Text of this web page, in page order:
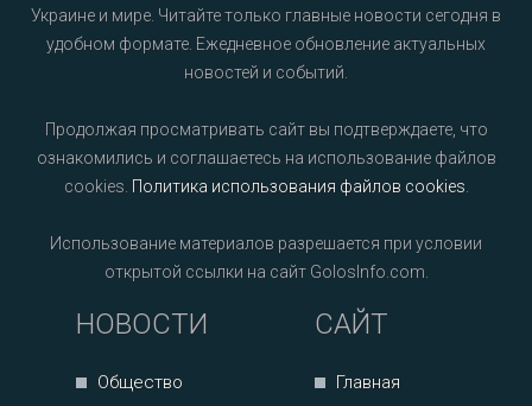
Украине и мире. Читайте только главные новости сегодня в
удобном формате. Ежедневное обновление актуальных
новостей и событий.
Продолжая просматривать сайт вы подтверждаете, что
ознакомились и соглашаетесь на использование файлов
cookies. Политика использования файлов cookies
Использование материалов разрешается при условии
открытой ссылки на сайт GolosInfo.com.
НОВОСТИ
Общество
САЙТ
Главная